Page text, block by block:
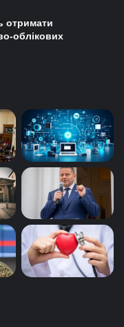
отримати
облікових